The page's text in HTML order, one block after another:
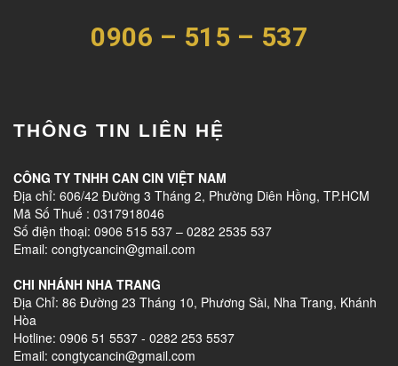
0906 – 515 – 537
THÔNG TIN LIÊN HỆ
CÔNG TY TNHH CAN CIN VIỆT NAM
Địa chỉ: 606/42 Đường 3 Tháng 2, Phường Diên Hồng, TP.HCM
Mã Số Thuế : 0317918046
Số điện thoại: 0906 515 537 – 0282 2535 537
Email: congtycancin@gmail.com
CHI NHÁNH NHA TRANG
Địa Chỉ: 86 Đường 23 Tháng 10, Phương Sài, Nha Trang, Khánh
Hòa
Hotline: 0906 51 5537 - 0282 253 5537
Email: congtycancin@gmail.com